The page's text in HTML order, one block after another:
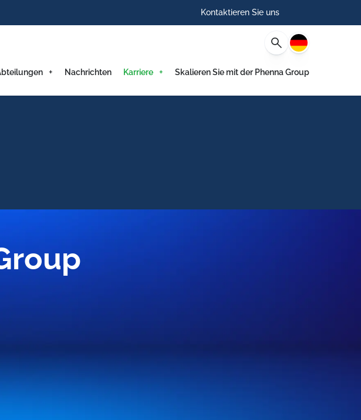
Kontaktieren Sie uns
Deutsch
Nachrichten Karriere Skalieren Sie mit der Phenna Group